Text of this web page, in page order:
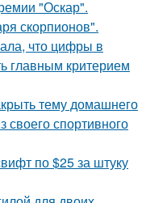
"Оскар".
скорпионов".
что цифры в
главным критерием
тему домашнего
своего спортивного
по $25 за штуку